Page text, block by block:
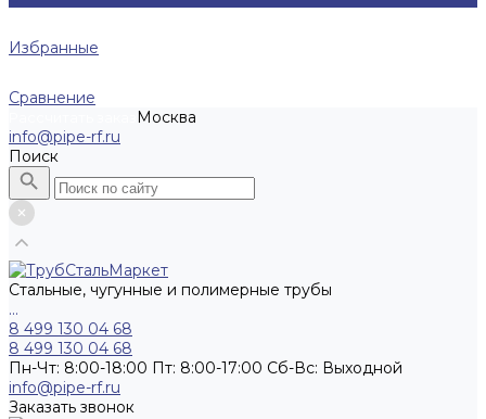
Избранные
Сравнение
Москва
info@pipe-rf.ru
Поиск
Стальные, чугунные и полимерные трубы
...
8 499 130 04 68
8 499 130 04 68
Пн-Чт: 8:00-18:00 Пт: 8:00-17:00 Сб-Вс: Выходной
info@pipe-rf.ru
Заказать звонок